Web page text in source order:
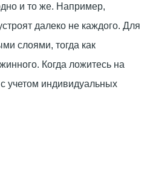
и то же. Например,
далеко не каждого. Для
слоями, тогда как
Когда ложитесь на
учетом индивидуальных